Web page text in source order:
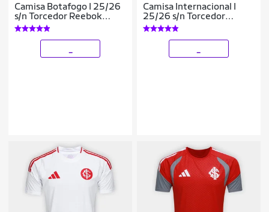
Camisa Botafogo I 25/26
s/n Torcedor Reebok
Masculina
Camisa Internacional I
25/26 s/n Torcedor
Adidas Feminina